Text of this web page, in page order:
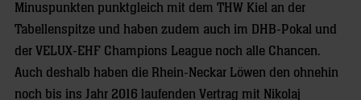
Minuspunkten punktgleich mit dem THW Kiel an der
Tabellenspitze und haben zudem auch im DHB-Pokal und
der VELUX-EHF Champions League noch alle Chancen.
Auch deshalb haben die Rhein-Neckar Löwen den ohnehin
noch bis ins Jahr 2016 laufenden Vertrag mit Nikolaj